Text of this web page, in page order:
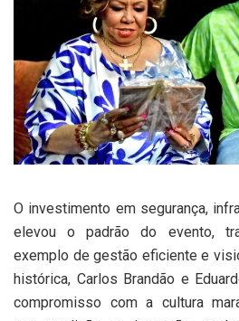
O investimento em segurança,
elevou o padrão do evento,
exemplo de gestão eficiente e
histórica, Carlos Brandão e
compromisso com a cultura